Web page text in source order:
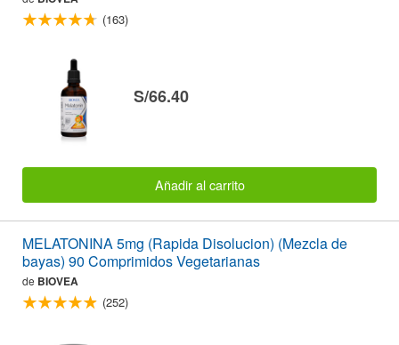
(163)
S/66.40
Añadir al carrito
MELATONINA 5mg (Rapida Disolucion) (Mezcla de
bayas) 90 Comprimidos Vegetarianas
de BIOVEA
(252)